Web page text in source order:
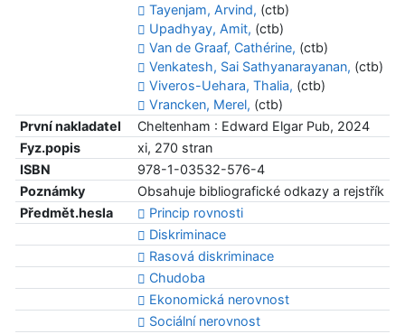
Tayenjam, Arvind, (ctb)
Upadhyay, Amit, (ctb)
Van de Graaf, Cathérine, (ctb)
Venkatesh, Sai Sathyanarayanan, (ctb)
Viveros-Uehara, Thalia, (ctb)
Vrancken, Merel, (ctb)
První nakladatel
Cheltenham : Edward Elgar Pub, 2024
Fyz.popis
xi, 270 stran
ISBN
978-1-03532-576-4
Poznámky
Obsahuje bibliografické odkazy a rejstřík
Předmět.hesla
Princip rovnosti
Diskriminace
Rasová diskriminace
Chudoba
Ekonomická nerovnost
Sociální nerovnost